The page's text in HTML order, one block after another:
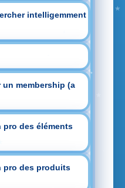
intelligemment
un membership (a
pro des éléments
pro des produits